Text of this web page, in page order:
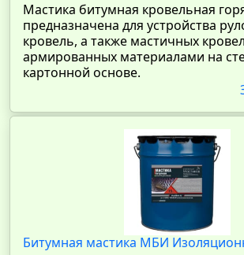
Мастика битумная кровельная
предназначена для устройства
кровель, а также мастичных
армированных материалами на
картонной основе.
Битумная мастика МБИ